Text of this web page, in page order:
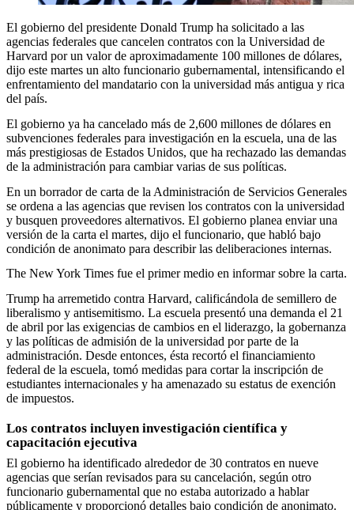
El gobierno del presidente Donald Trump ha solicitado a las
agencias federales que cancelen contratos con la Universidad de
Harvard por un valor de aproximadamente 100 millones de dólares,
dijo este martes un alto funcionario gubernamental, intensificando el
enfrentamiento del mandatario con la universidad más antigua y rica
del país.
El gobierno ya ha cancelado más de 2,600 millones de dólares en
subvenciones federales para investigación en la escuela, una de las
más prestigiosas de Estados Unidos, que ha rechazado las demandas
de la administración para cambiar varias de sus políticas.
En un borrador de carta de la Administración de Servicios Generales
se ordena a las agencias que revisen los contratos con la universidad
y busquen proveedores alternativos. El gobierno planea enviar una
versión de la carta el martes, dijo el funcionario, que habló bajo
condición de anonimato para describir las deliberaciones internas.
The New York Times fue el primer medio en informar sobre la carta.
Trump ha arremetido contra Harvard, calificándola de semillero de
liberalismo y antisemitismo. La escuela presentó una demanda el 21
de abril por las exigencias de cambios en el liderazgo, la gobernanza
y las políticas de admisión de la universidad por parte de la
administración. Desde entonces, ésta recortó el financiamiento
federal de la escuela, tomó medidas para cortar la inscripción de
estudiantes internacionales y ha amenazado su estatus de exención
de impuestos.
Los contratos incluyen investigación científica y
capacitación ejecutiva
El gobierno ha identificado alrededor de 30 contratos en nueve
agencias que serían revisados para su cancelación, según otro
funcionario gubernamental que no estaba autorizado a hablar
públicamente y proporcionó detalles bajo condición de anonimato.